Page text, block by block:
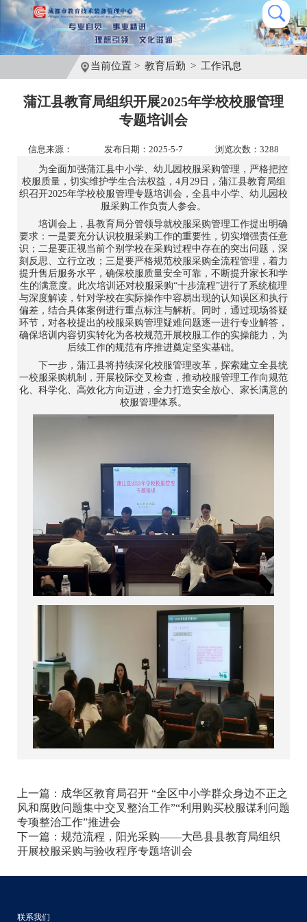
当前位置 > 教育后勤 > 工作讯息
蒲江县教育局组织开展2025年学校校服管理
专题培训会
信息来源： 发布日期：2025-5-7
浏览次数：3288
为全面加强蒲江县中小学、幼儿园校服采购管理，严格把控
校服质量，切实维护学生合法权益，4月29日，蒲江县教育局组
织召开2025年学校校服管理专题培训会，全县中小学、幼儿园校
服采购工作负责人参会。
培训会上，县教育局分管领导就校服采购管理工作提出明确
要求：一是要充分认识校服采购工作的重要性，切实增强责任意
识；二是要正视当前个别学校在采购过程中存在的突出问题，深
刻反思、立行立改；三是要严格规范校服采购全流程管理，着力
提升售后服务水平，确保校服质量安全可靠，不断提升家长和学
生的满意度。此次培训还对校服采购“十步流程”进行了系统梳理
与深度解读，针对学校在实际操作中容易出现的认知误区和执行
偏差，结合具体案例进行重点标注与解析。同时，通过现场答疑
环节，对各校提出的校服采购管理疑难问题逐一进行专业解答，
确保培训内容切实转化为各校规范开展校服工作的实操能力，为
后续工作的规范有序推进奠定坚实基础。
下一步，蒲江县将持续深化校服管理改革，探索建立全县统
一校服采购机制，开展校际交叉检查，推动校服管理工作向规范
化、科学化、高效化方向迈进，全力打造安全放心、家长满意的
校服管理体系。
上一篇： 成华区教育局召开 “全区中小学群众身边不正之
风和腐败问题集中交叉整治工作”“利用购买校服谋利问题
专项整治工作”推进会
下一篇： 规范流程，阳光采购——大邑县县教育局组织
开展校服采购与验收程序专题培训会
联系我们